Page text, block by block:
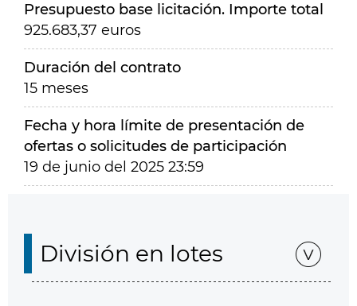
Presupuesto base licitación. Importe total
925.683,37 euros
Duración del contrato
15 meses
Fecha y hora límite de presentación de
ofertas o solicitudes de participación
19 de junio del 2025 23:59
División en lotes